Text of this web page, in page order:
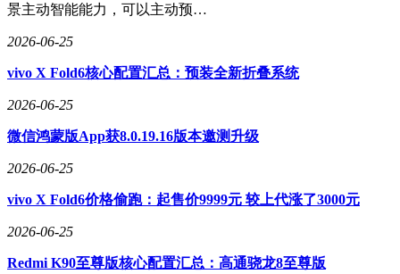
景主动智能能力，可以主动预…
2026-06-25
vivo X Fold6核心配置汇总：预装全新折叠系统
2026-06-25
微信鸿蒙版App获8.0.19.16版本邀测升级
2026-06-25
vivo X Fold6价格偷跑：起售价9999元 较上代涨了3000元
2026-06-25
Redmi K90至尊版核心配置汇总：高通骁龙8至尊版